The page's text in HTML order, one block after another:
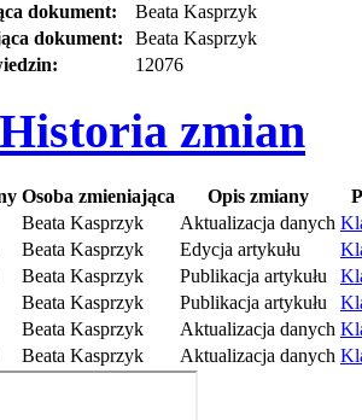
dokument:
Beata Kasprzyk
dokument:
Beata Kasprzyk
12076
Historia zmian
Osoba zmieniająca Opis zmiany
Beata Kasprzyk Aktualizacja danych
Beata Kasprzyk Edycja artykułu
Beata Kasprzyk Publikacja artykułu
Beata Kasprzyk Publikacja artykułu
Beata Kasprzyk Aktualizacja danych
Beata Kasprzyk Aktualizacja danych